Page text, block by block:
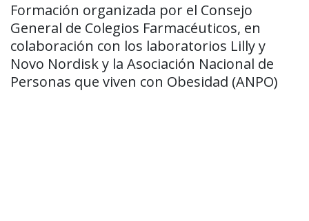
Formación organizada por el Consejo
General de Colegios Farmacéuticos, en
colaboración con los laboratorios Lilly y
Novo Nordisk y la Asociación Nacional de
Personas que viven con Obesidad (ANPO)